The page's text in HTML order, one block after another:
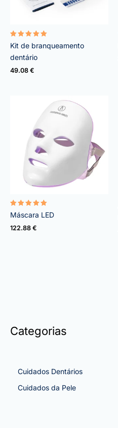
Categorias
Cuidados Dentários
Cuidados da Pele
Avaliação
4.95
de 5
Kit de branqueamento
dentário
49.08 €
Avaliação
5.00
de 5
Máscara LED
122.88 €